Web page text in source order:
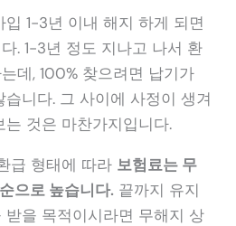
1-3년 이내 해지 하게 되면
. 1-3년 정도 지나고 나서 환
데, 100% 찾으려면 납기가
니다. 그 사이에 사정이 생겨
것은 마찬가지입니다.
급 형태에 따라 보험료는 무
으로 높습니다. 끝까지 유지
을 목적이시라면 무해지 상